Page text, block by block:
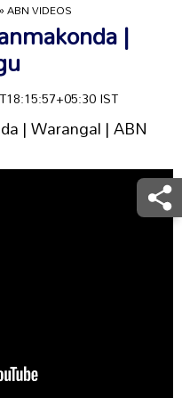
ABN VIDEOS
|
IST
| Warangal | ABN